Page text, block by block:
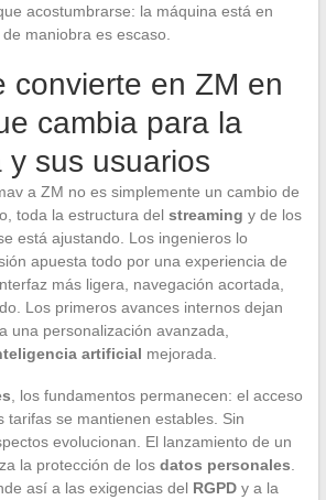
acostumbrarse: la máquina está en
maniobra es escaso.
convierte en ZM en
cambia para la
y sus usuarios
a ZM no es simplemente un cambio de
toda la estructura del streaming y de los
está ajustando. Los ingenieros lo
apuesta todo por una experiencia de
más ligera, navegación acortada,
Los primeros avances internos dejan
una personalización avanzada,
artificial mejorada.
, los fundamentos permanecen: el acceso
tarifas se mantienen estables. Sin
evolucionan. El lanzamiento de un
la protección de los datos personales
así a las exigencias del RGPDy a la